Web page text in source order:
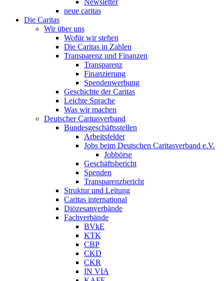
Newsletter
neue caritas
Die Caritas
Wir über uns
Wofür wir stehen
Die Caritas in Zahlen
Transparenz und Finanzen
Transparenz
Finanzierung
Spendenwerbung
Geschichte der Caritas
Leichte Sprache
Was wir machen
Deutscher Caritasverband
Bundesgeschäftsstellen
Arbeitsfelder
Jobs beim Deutschen Caritasverband e.V.
Jobbörse
Geschäftsbericht
Spenden
Transparenzbericht
Struktur und Leitung
Caritas international
Diözesanverbände
Fachverbände
BVkE
KTK
CBP
CKD
CKR
IN VIA